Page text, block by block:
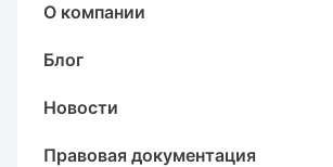
О компании
Блог
Новости
Правовая документация